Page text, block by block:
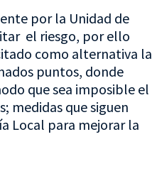
por la Unidad de
el riesgo, por ello
como alternativa la
puntos, donde
que sea imposible el
medidas que siguen
Local para mejorar la